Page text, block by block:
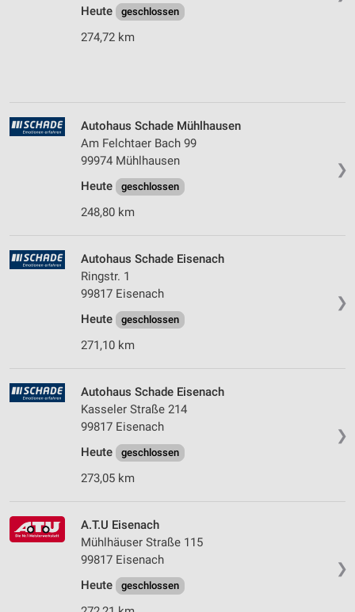
Heute
geschlossen
274,72 km
❯
Autohaus Schade Mühlhausen
Am Felchtaer Bach 99
99974 Mühlhausen
Heute
geschlossen
248,80 km
❯
Autohaus Schade Eisenach
Ringstr. 1
99817 Eisenach
Heute
geschlossen
271,10 km
❯
Autohaus Schade Eisenach
Kasseler Straße 214
99817 Eisenach
Heute
geschlossen
273,05 km
❯
A.T.U Eisenach
Mühlhäuser Straße 115
99817 Eisenach
Heute
geschlossen